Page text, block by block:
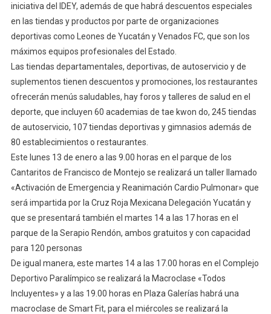
iniciativa del IDEY, además de que habrá descuentos especiales
en las tiendas y productos por parte de organizaciones
deportivas como Leones de Yucatán y Venados FC, que son los
máximos equipos profesionales del Estado.
Las tiendas departamentales, deportivas, de autoservicio y de
suplementos tienen descuentos y promociones, los restaurantes
ofrecerán menús saludables, hay foros y talleres de salud en el
deporte, que incluyen 60 academias de tae kwon do, 245 tiendas
de autoservicio, 107 tiendas deportivas y gimnasios además de
80 establecimientos o restaurantes.
Este lunes 13 de enero a las 9.00 horas en el parque de los
Cantaritos de Francisco de Montejo se realizará un taller llamado
«Activación de Emergencia y Reanimación Cardio Pulmonar» que
será impartida por la Cruz Roja Mexicana Delegación Yucatán y
que se presentará también el martes 14 a las 17 horas en el
parque de la Serapio Rendón, ambos gratuitos y con capacidad
para 120 personas
De igual manera, este martes 14 a las 17.00 horas en el Complejo
Deportivo Paralímpico se realizará la Macroclase «Todos
Incluyentes» y a las 19.00 horas en Plaza Galerías habrá una
macroclase de Smart Fit, para el miércoles se realizará la